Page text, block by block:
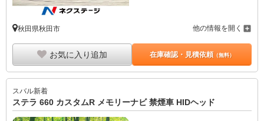
秋田県秋田市 他の情報を開く
お気に入り追加 在庫確認・見積依頼（無料）
スバル新着
ステラ 660 カスタムR メモリーナビ 禁煙車 HIDヘッド